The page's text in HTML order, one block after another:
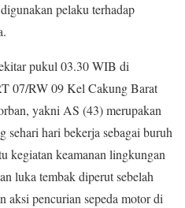
pelaku terhadap
pukul 03.30 WIB di
07/RW 09 Kel Cakung Barat
yakni AS (43) merupakan
sehari hari bekerja sebagai buruh
kegiatan keamanan lingkungan
luka tembak diperut sebelah
aksi pencurian sepeda motor di